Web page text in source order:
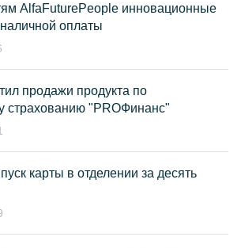
AlfaFuturePeople инновационные
оплаты
продажи продукта по
страхованию "PROФинанс"
карты в отделении за десять